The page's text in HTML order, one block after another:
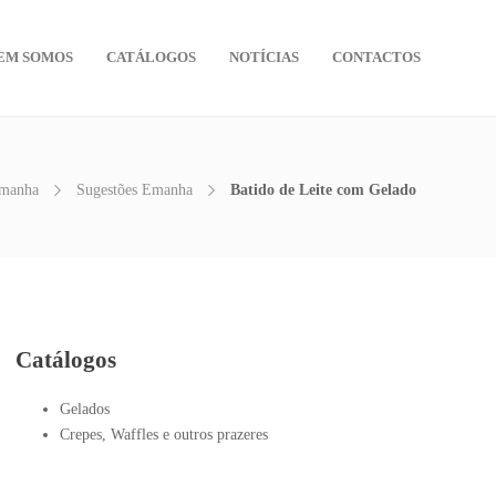
SOMOS CATÁLOGOS NOTÍCIAS CONTACTOS
Sugestões Emanha Batido de Leite com Gelado
Catálogos
Gelados
Crepes, Waffles e outros prazeres